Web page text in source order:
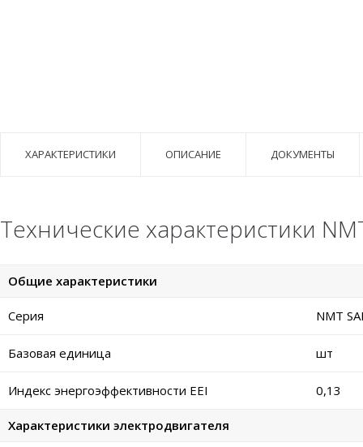
ХАРАКТЕРИСТИКИ ОПИСАНИЕ ДОКУМЕНТЫ
Технические характеристики
Общие характеристики
Серия NMT
Базовая единица шт
Индекс энергоэффективности EEI 0,13
Характеристики электродвигателя